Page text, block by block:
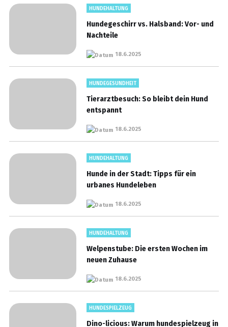
HUNDEHALTUNG
Hundegeschirr vs. Halsband: Vor- und
Nachteile
18.6.2025
HUNDEGESUNDHEIT
Tierarztbesuch: So bleibt dein Hund
entspannt
18.6.2025
HUNDEHALTUNG
Hunde in der Stadt: Tipps für ein
urbanes Hundeleben
18.6.2025
HUNDEHALTUNG
Welpenstube: Die ersten Wochen im
neuen Zuhause
18.6.2025
HUNDESPIELZEUG
Dino-licious: Warum hundespielzeug in